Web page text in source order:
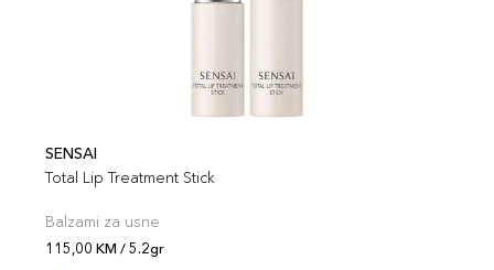
SENSAI
Total Lip Treatment Stick
Balzami za usne
115,00 KM / 5.2gr